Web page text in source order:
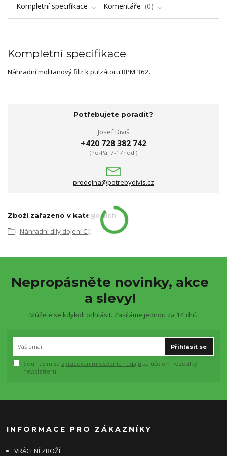
Kompletní specifikace Komentáře 0
Kompletní specifikace
Náhradní molitanový filtr k pulzátoru BPM 362.
Potřebujete poradit?
Josef Diviš
+420 728 382 742
(Po-Pá, 7-17hod.)
prodejna@potrebydivis.cz
Zboží zařazeno v kategoriích
Náhradní díly dojení CZ
Nepropásněte novinky, akce
a slevy!
Můžete se kdykoli odhlásit. Zasíláme jednou za 14 dní.
Přihlásit se
Souhlasím se zpracováním osobních údajů za účelem rozesílky
newsletteru.
INFORMACE PRO ZÁKAZNÍKY
VRÁCENÍ ZBOŽÍ